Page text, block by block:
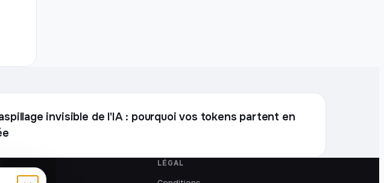
invisible de l'IA : pourquoi vos tokens partent en
LÉGAL